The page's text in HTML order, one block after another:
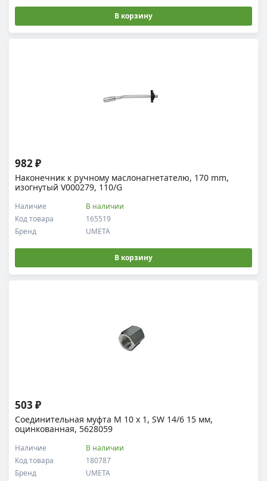
В корзину
Наконечник к ручному маслонагнетателю, 170 mm,
изогнутый V000279, 110/G
Код товара 165519
Наличие В наличии
Бренд UMETA
982 ₽
В корзину
Соединительная муфта M 10 x 1, SW 14/6 15 мм,
оцинкованная, 5628059
Код товара 180787
Наличие В наличии
Бренд UMETA
503 ₽